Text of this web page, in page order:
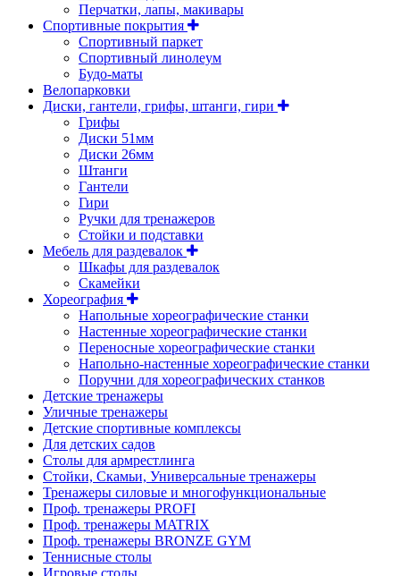
Перчатки, лапы, макивары
Спортивные покрытия
Спортивный паркет
Спортивный линолеум
Будо-маты
Велопарковки
Диски, гантели, грифы, штанги, гири
Грифы
Диски 51мм
Диски 26мм
Штанги
Гантели
Гири
Ручки для тренажеров
Стойки и подставки
Мебель для раздевалок
Шкафы для раздевалок
Скамейки
Хореография
Напольные хореографические станки
Настенные хореографические станки
Переносные хореографические станки
Напольно-настенные хореографические станки
Поручни для хореографических станков
Детские тренажеры
Уличные тренажеры
Детские спортивные комплексы
Для детских садов
Столы для армрестлинга
Стойки, Скамьи, Универсальные тренажеры
Тренажеры силовые и многофункциональные
Проф. тренажеры PROFI
Проф. тренажеры MATRIX
Проф. тренажеры BRONZE GYM
Теннисные столы